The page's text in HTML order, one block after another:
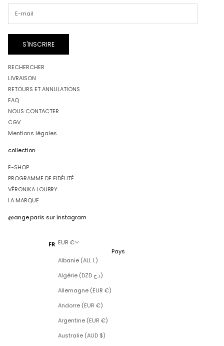
S'INSCRIRE
RECHERCHER
LIVRAISON
RETOURS ET ANNULATIONS
FAQ
NOUS CONTACTER
CGV
Mentions légales
collection
E-SHOP
PROGRAMME DE FIDÉLITÉ
VÉRONIKA LOUBRY
LA MARQUE
@ange.paris sur instagram
FR EUR €
Pays
Albanie (ALL L)
Algérie (DZD د.ج)
Allemagne (EUR €)
Andorre (EUR €)
Argentine (EUR €)
Australie (AUD $)